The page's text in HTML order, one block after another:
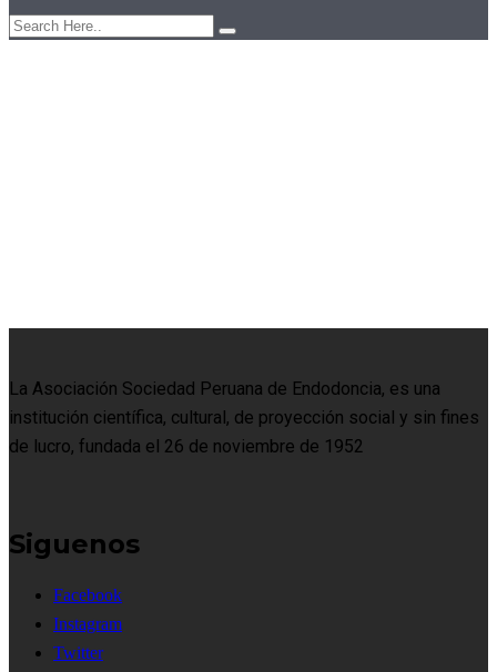
La Asociación Sociedad Peruana de Endodoncia, es una
institución científica, cultural, de proyección social y sin fines
de lucro, fundada el 26 de noviembre de 1952
Siguenos
Facebook
Instagram
Twitter